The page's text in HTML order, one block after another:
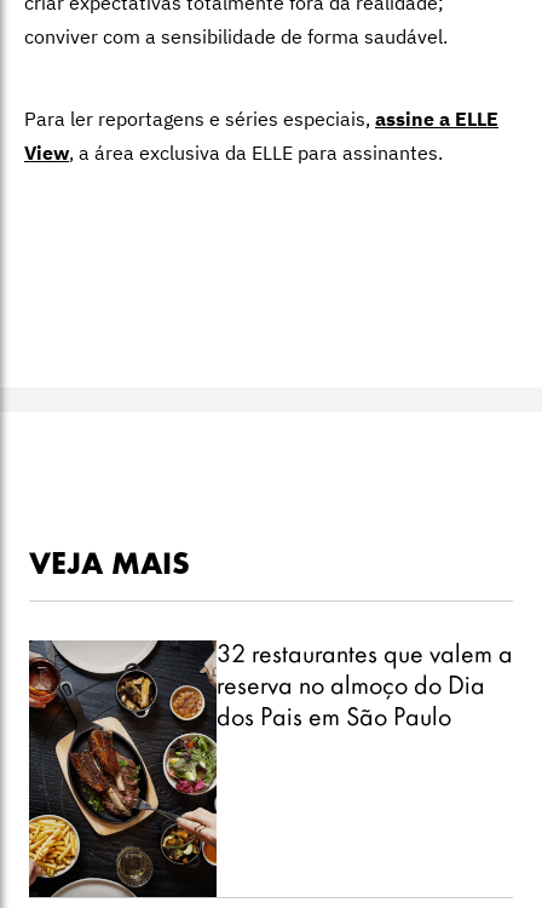
conviver com a sensibilidade de forma saudável.
Para ler reportagens e séries especiais, assine a ELLE
View, a área exclusiva da ELLE para assinantes.
VEJA MAIS
32 restaurantes que valem a
reserva no almoço do Dia
dos Pais em São Paulo